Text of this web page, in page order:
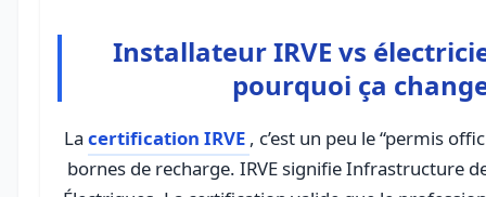
Installateur IRVE vs
pourquoi ça
La certification IRVE , c’est un peu le “permis
bornes de recharge. IRVE signifie Infrastructure